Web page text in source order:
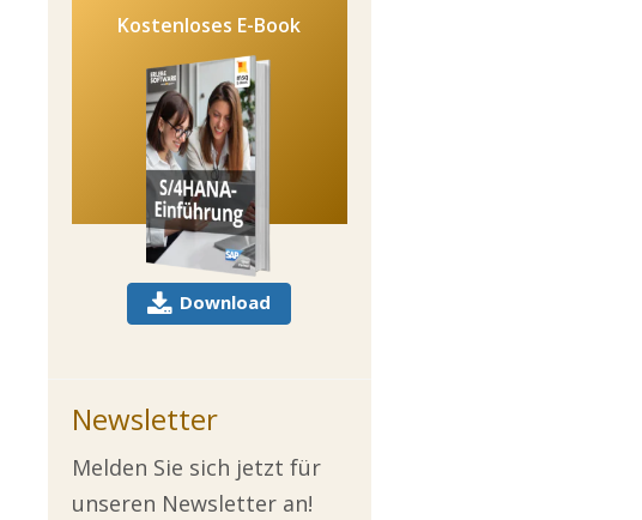
Kostenloses E-Book
Download
Newsletter
Melden Sie sich jetzt für
unseren Newsletter an!